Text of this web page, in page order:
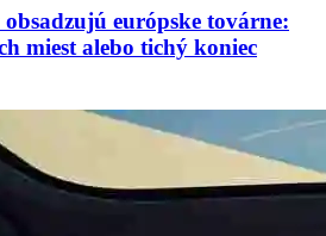
európske továrne:
miest alebo tichý koniec